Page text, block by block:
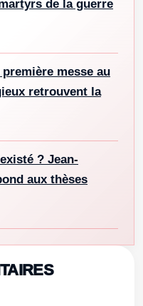
de la guerre
messe au
retrouvent la
? Jean-
aux thèses